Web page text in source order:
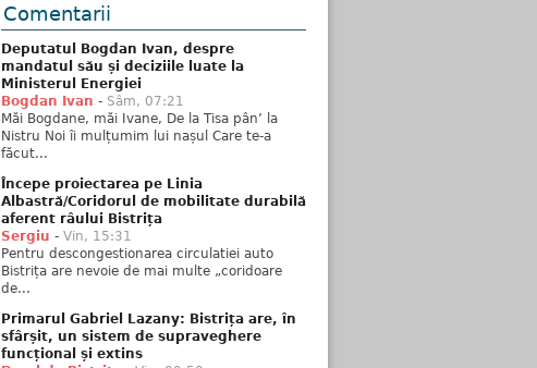
Comentarii
Deputatul Bogdan Ivan, despre
mandatul său și deciziile luate la
Ministerul Energiei
Bogdan Ivan - Sâm, 07:21
Măi Bogdane, măi Ivane, De la Tisa pân’ la
Nistru Noi îi mulțumim lui nașul Care te-a
făcut...
Începe proiectarea pe Linia
Albastră/Coridorul de mobilitate durabilă
aferent râului Bistrița
Sergiu - Vin, 15:31
Pentru descongestionarea circulatiei auto
Bistrița are nevoie de mai multe „coridoare
de...
Primarul Gabriel Lazany: Bistrița are, în
sfârșit, un sistem de supraveghere
funcțional și extins